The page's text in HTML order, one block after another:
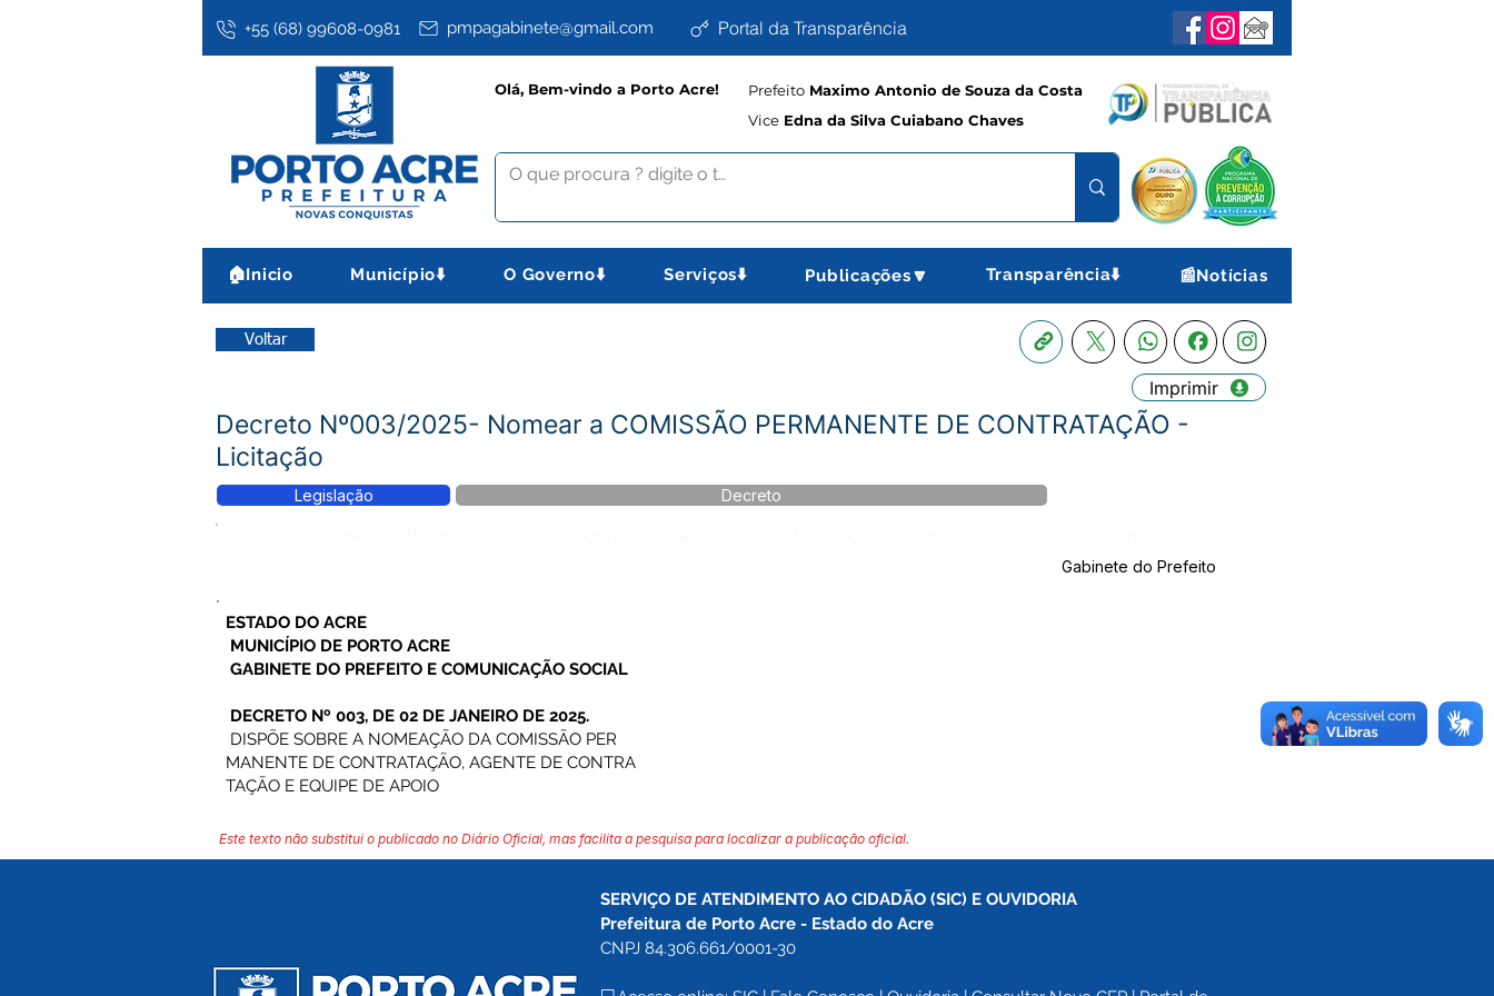
+55 (68) 99608-0981 pmpagabinete@gmail.com Portal da Transparência
Olá, Bem-vindo a Porto Acre! Prefeito Maximo Antonio de Souza da Costa
Vice Edna da Silva Cuiabano Chaves
🏠Inicio Município⬇️ O Governo⬇️ Serviços⬇️ Publicações🔽 Transparência⬇️ 📰Notícias
Voltar
Imprimir
Decreto Nº003/2025- Nomear a COMISSÃO PERMANENTE DE CONTRATAÇÃO -
Licitação
Legislação Decreto
Gabinete do Prefeito
ESTADO DO ACRE
MUNICÍPIO DE PORTO ACRE
GABINETE DO PREFEITO E COMUNICAÇÃO SOCIAL
DECRETO Nº 003, DE 02 DE JANEIRO DE 2025.
DISPÕE SOBRE A NOMEAÇÃO DA COMISSÃO PER
MANENTE DE CONTRATAÇÃO, AGENTE DE CONTRA
TAÇÃO E EQUIPE DE APOIO
Este texto não substitui o publicado no Diário Oficial, mas facilita a pesquisa para localizar a publicação oficial.
SERVIÇO DE ATENDIMENTO AO CIDADÃO (SIC) E OUVIDORIA
Prefeitura de Porto Acre - Estado do Acre
CNPJ 84.306.661/0001-30